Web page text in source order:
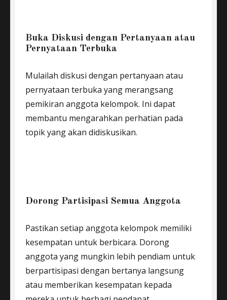
Buka Diskusi dengan Pertanyaan atau
Pernyataan Terbuka
Mulailah diskusi dengan pertanyaan atau
pernyataan terbuka yang merangsang
pemikiran anggota kelompok. Ini dapat
membantu mengarahkan perhatian pada
topik yang akan didiskusikan.
Dorong Partisipasi Semua Anggota
Pastikan setiap anggota kelompok memiliki
kesempatan untuk berbicara. Dorong
anggota yang mungkin lebih pendiam untuk
berpartisipasi dengan bertanya langsung
atau memberikan kesempatan kepada